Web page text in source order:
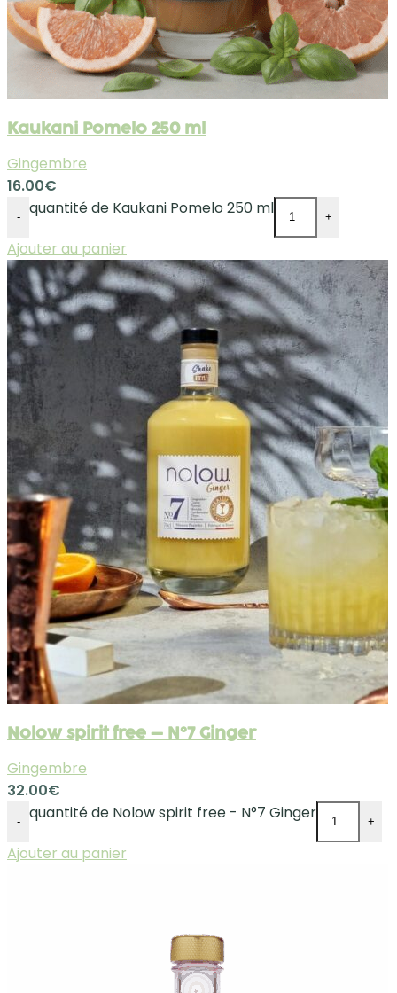
Kaukani Pomelo 250 ml
Gingembre
16.00€
- quantité de Kaukani Pomelo 250 ml +
Ajouter au panier
Nolow spirit free – N°7 Ginger
Gingembre
32.00€
- quantité de Nolow spirit free - N°7 Ginger +
Ajouter au panier